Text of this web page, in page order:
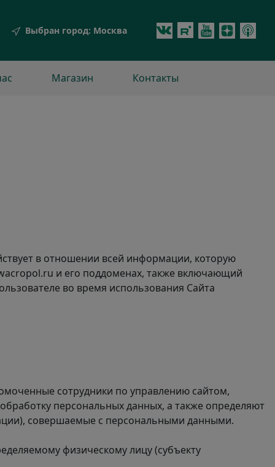
Выбран город: Москва
Магазин Контакты
в отношении всей информации, которую
и его поддоменах, также включающий
во время использования Сайта
сотрудники по управлению сайтом,
персональных данных, а также определяют
совершаемые с персональными данными.
физическому лицу (субъекту